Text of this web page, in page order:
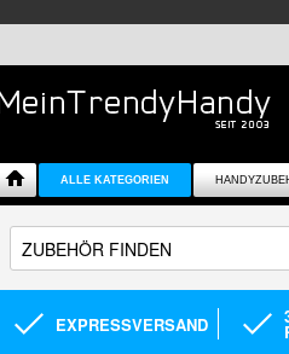
ALLE KATEGORIEN
EXPRESSVERSAND